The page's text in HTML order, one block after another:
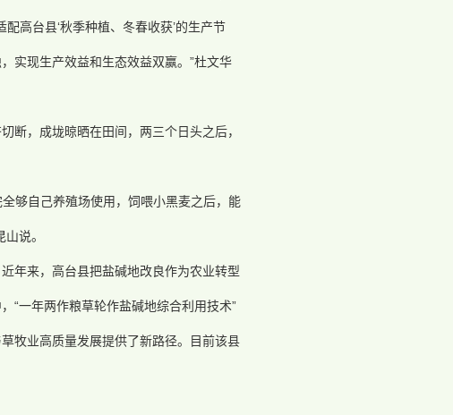
高台县‘秋季种植、冬春收获’的生产节
实现生产效益和生态效益双赢。”杜文华
断，成垅晾晒在田间，两三个日头之后，
够自己养殖场使用，饲喂小黑麦之后，能
说。
年来，高台县把盐碱地改良作为农业转型
“一年两作粮草轮作盐碱地综合利用技术”
牧业高质量发展提供了新路径。目前该县